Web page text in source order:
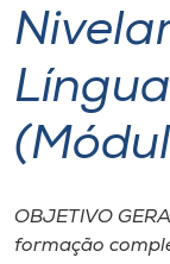
Portal de Ensino
Unoesc
OBJETIVO
formação